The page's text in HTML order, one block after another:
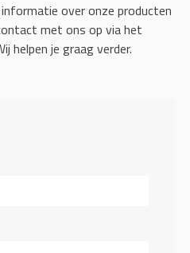
over onze producten
met ons op via het
helpen je graag verder.